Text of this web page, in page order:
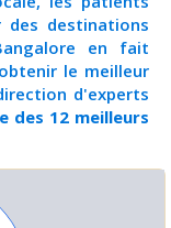
destinations
en fait
le meilleur
d'experts
des 12 meilleurs